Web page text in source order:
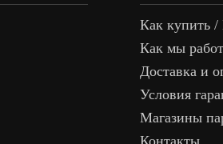
Как купить /
Как мы
Доставка и
Условия
Магазины
Контакты